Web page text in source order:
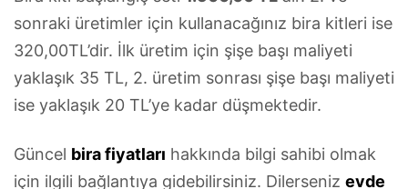
sonraki üretimler için kullanacağınız bira kitleri ise
320,00TL’dir. İlk üretim için şişe başı maliyeti
yaklaşık 35 TL, 2. üretim sonrası şişe başı maliyeti
ise yaklaşık 20 TL’ye kadar düşmektedir.
Güncel bira fiyatları hakkında bilgi sahibi olmak
için ilgili bağlantıya gidebilirsiniz. Dilerseniz evde